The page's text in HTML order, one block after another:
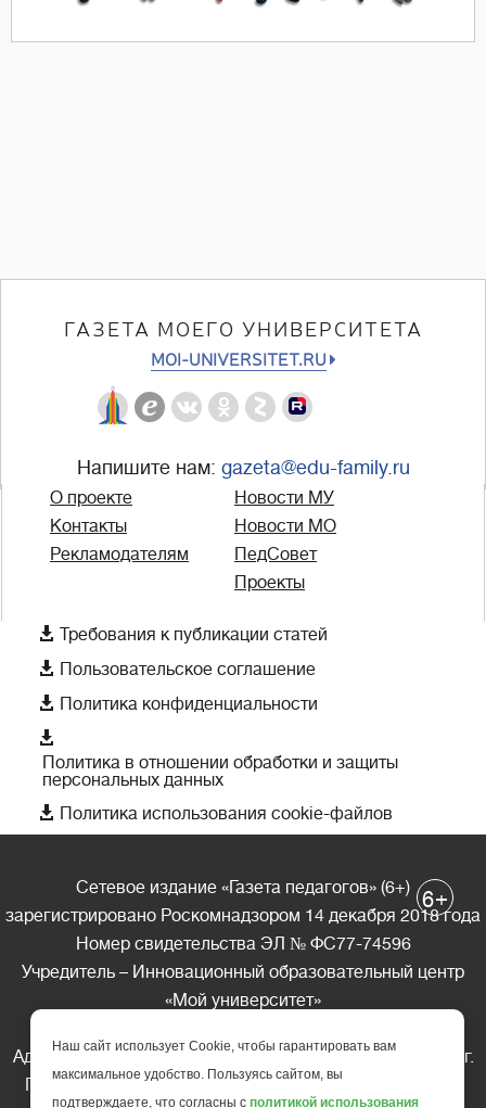
ГАЗЕТА МОЕГО УНИВЕРСИТЕТА
MOI-UNIVERSITET.RU
Напишите нам: gazeta@edu-family.ru
О проекте
Контакты
Рекламодателям
Новости МУ
Новости МО
ПедСовет
Проекты
 Требования к публикации статей
 Пользовательское соглашение
 Политика конфиденциальности

Политика в отношении обработки и защиты
персональных данных
 Политика использования cookie-файлов
Сетевое издание «Газета педагогов» (6+)
зарегистрировано Роскомнадзором 14 декабря 2018 года
Номер свидетельства ЭЛ № ФС77-74596
Учредитель – Инновационный образовательный центр
«Мой университет»
Адрес редакции: 185035 Россия, Республика Карелия, г.
Петрозаводск, ул. Фридриха Энгельса д.10, офис 211
6+
Наш сайт использует Cookie, чтобы гарантировать вам
максимальное удобство. Пользуясь сайтом, вы
подтверждаете, что согласны с политикой использования